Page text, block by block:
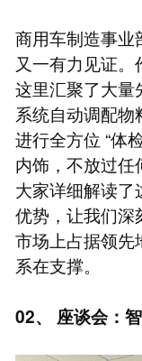
商用车制造事业
又一有力见证。
这里汇聚了大量
系统自动调配
进行全方位 “体
内饰，不放过
大家详细解读
优势，让我们深
市场上占据领先
系在支撑。
02、 座谈会：